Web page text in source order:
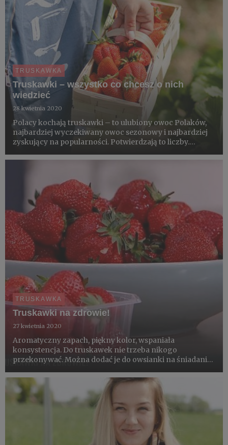
TRUSKAWKA
Truskawki – wszystko co chcesz o nich
wiedzieć
28 kwietnia 2020
Polacy kochają truskawki – to ulubiony owoc Polaków,
najbardziej wyczekiwany owoc sezonowy i najbardziej
zyskujący na popularności. Potwierdzają to liczby.
owocami Polaków w roku 2019 (32%), a żaden inny
TRUSKAWKA
Truskawki na zdrowie!
27 kwietnia 2020
Aromatyczny zapach, piękny kolor, wspaniała
konsystencja. Do truskawek nie trzeba nikogo
przekonywać. Można dodać je do owsianki na śniadanie,
prozdrowotnych własności truskawek jest bardzo
długa.